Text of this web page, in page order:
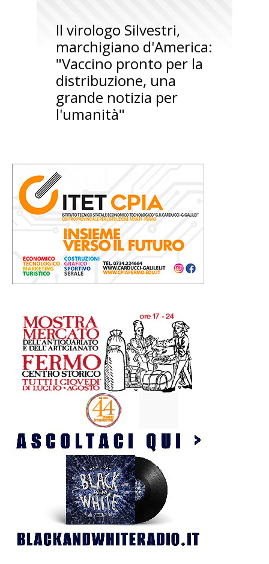
Il virologo Silvestri,
marchigiano d'America:
"Vaccino pronto per la
distribuzione, una
grande notizia per
l'umanità"